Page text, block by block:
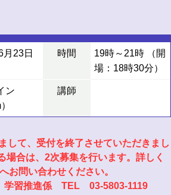
月23日 時間
19時～21時 （開
場：18時30分）
ン
講師
して、受付を終了させていただきまし
場合は、2次募集を行います。詳しく
お問い合わせください。
学習推進係 TEL 03-5803-1119